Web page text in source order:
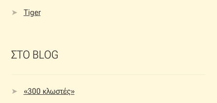
Tiger
ΣΤΟ BLOG
«300 κλωστές»